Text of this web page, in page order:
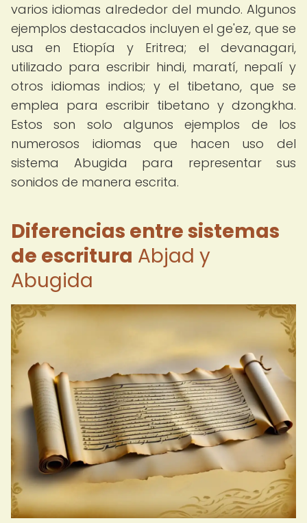
varios idiomas alrededor del mundo. Algunos
ejemplos destacados incluyen el ge'ez, que se
usa en Etiopía y Eritrea; el devanagari,
utilizado para escribir hindi, maratí, nepalí y
otros idiomas indios; y el tibetano, que se
emplea para escribir tibetano y dzongkha.
Estos son solo algunos ejemplos de los
numerosos idiomas que hacen uso del
sistema Abugida para representar sus
sonidos de manera escrita.
Diferencias entre sistemas
de escritura Abjad y
Abugida